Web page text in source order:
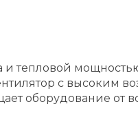
тепловой
с высоким
оборудование от